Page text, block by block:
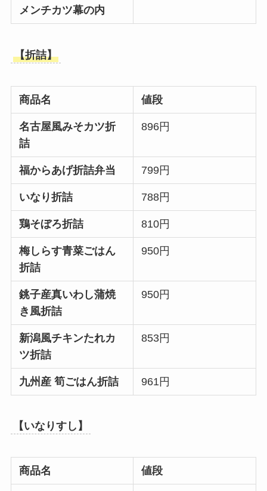
メンチカツ幕の内
【折詰】
商品名 値段
名古屋風みそカツ折
詰
896円
福からあげ折詰弁当 799円
いなり折詰 788円
鶏そぼろ折詰 810円
梅しらす青菜ごはん
折詰
950円
銚子産真いわし蒲焼
き風折詰
950円
新潟風チキンたれカ
ツ折詰
853円
九州産 筍ごはん折詰 961円
【いなりすし】
商品名 値段